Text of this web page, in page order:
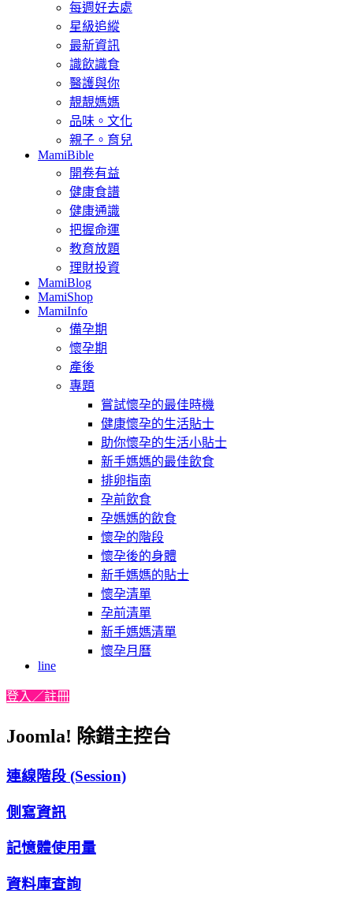
每週好去處
星級追縱
最新資訊
識飲識食
醫護與你
靚靚媽媽
品味。文化
親子。育兒
MamiBible
開卷有益
健康食譜
健康通識
把握命運
教育放題
理財投資
MamiBlog
MamiShop
MamiInfo
備孕期
懷孕期
產後
專題
嘗試懷孕的最佳時機
健康懷孕的生活貼士
助你懷孕的生活小貼士
新手媽媽的最佳飲食
排卵指南
孕前飲食
孕媽媽的飲食
懷孕的階段
懷孕後的身體
新手媽媽的貼士
懷孕清單
孕前清單
新手媽媽清單
懷孕月曆
line
登入／註冊
Joomla! 除錯主控台
連線階段 (Session)
側寫資訊
記憶體使用量
資料庫查詢